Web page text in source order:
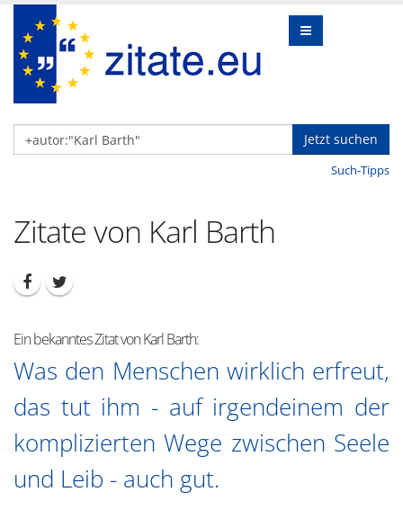
Jetzt suchen
Such-Tipps
Zitate von Karl Barth
Ein bekanntes Zitat von Karl Barth:
Was den Menschen wirklich erfreut,
das tut ihm - auf irgendeinem der
komplizierten Wege zwischen Seele
und Leib - auch gut.